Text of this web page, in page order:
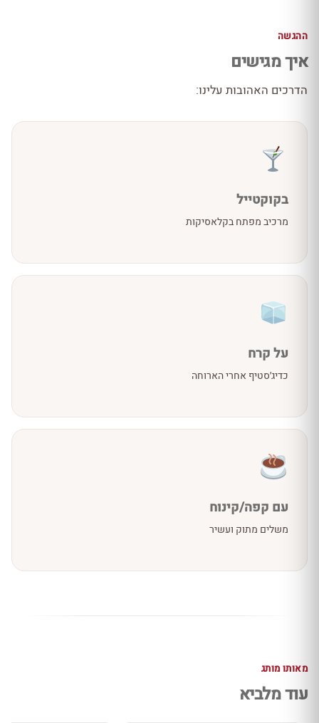
ההגשה
איך מגישים
הדרכים האהובות עלינו:
בקוקטייל
מרכיב מפתח בקלאסיקות
על קרח
כדיג׳סטיף אחרי הארוחה
עם קפה/קינוח
משלים מתוק ועשיר
מאותו מותג
עוד מלביא